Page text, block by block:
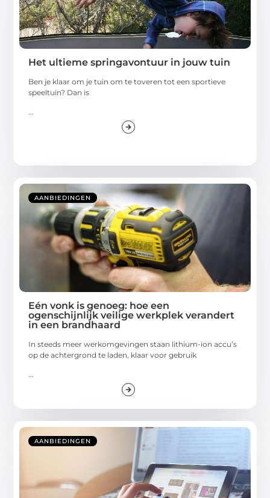
Het ultieme springavontuur in jouw tuin
Ben je klaar om je tuin om te toveren tot een sportieve
speeltuin? Dan is
AANBIEDINGEN
Eén vonk is genoeg: hoe een
ogenschijnlijk veilige werkplek verandert
in een brandhaard
In steeds meer werkomgevingen staan lithium-ion accu’s
op de achtergrond te laden, klaar voor gebruik
...
AANBIEDINGEN